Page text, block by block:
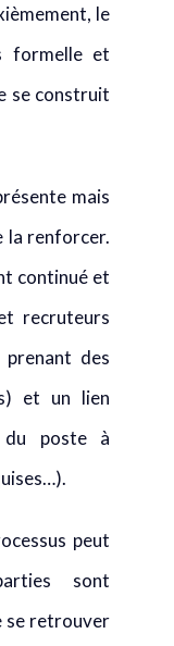
le
formelle et
se construit
mais
la renforcer.
continué et
recruteurs
des
et un lien
du poste à
peut
sont
se retrouver